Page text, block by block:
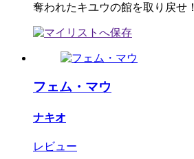
奪われたキユウの館を取り戻せ！
フェム・マウ
ナキオ
レビュー